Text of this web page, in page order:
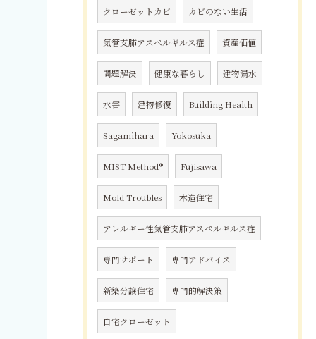
クローゼットカビ カビのない生活
気管支肺アスペルギルス症 資産価値
問題解決 健康な暮らし 建物漏水
水害 建物修復 Building Health
Sagamihara Yokosuka
MIST Method® Fujisawa
Mold Troubles 木造住宅
アレルギー性気管支肺アスペルギルス症
専門サポート 専門アドバイス
新築分譲住宅 専門的解決策
自宅クローゼット